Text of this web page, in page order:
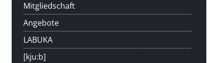
Mitgliedschaft
Angebote
LABUKA
[kju:b]